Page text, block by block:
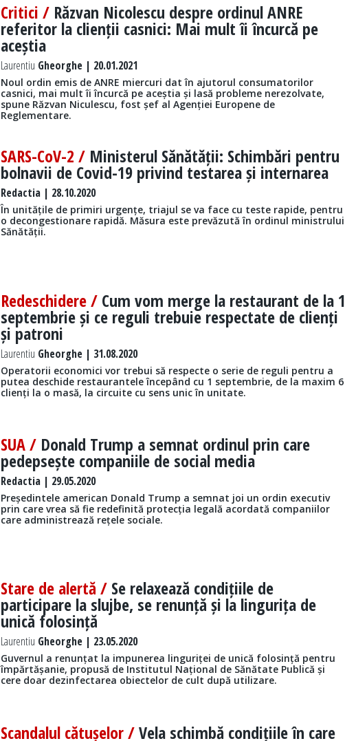
Critici / Răzvan Nicolescu despre ordinul ANRE
referitor la clienții casnici: Mai mult îi încurcă pe
aceștia
Laurentiu Gheorghe | 20.01.2021
Noul ordin emis de ANRE miercuri dat în ajutorul consumatorilor
casnici, mai mult îi încurcă pe aceștia și lasă probleme nerezolvate,
spune Răzvan Niculescu, fost șef al Agenției Europene de
Reglementare.
SARS-CoV-2 / Ministerul Sănătății: Schimbări pentru
bolnavii de Covid-19 privind testarea și internarea
Redactia | 28.10.2020
În unitățile de primiri urgențe, triajul se va face cu teste rapide, pentru
o decongestionare rapidă. Măsura este prevăzută în ordinul ministrului
Sănătății.
Redeschidere / Cum vom merge la restaurant de la 1
septembrie și ce reguli trebuie respectate de clienți
și patroni
Laurentiu Gheorghe | 31.08.2020
​Operatorii economici vor trebui să respecte o serie de reguli pentru a
putea deschide restaurantele începând cu 1 septembrie, de la maxim 6
clienți la o masă, la circuite cu sens unic în unitate.
SUA / Donald Trump a semnat ordinul prin care
pedepsește companiile de social media
Redactia | 29.05.2020
Președintele american Donald Trump a semnat joi un ordin executiv
prin care vrea să fie redefinită protecția legală acordată companiilor
care administrează rețele sociale.
Stare de alertă / Se relaxează condițiile de
participare la slujbe, se renunță și la lingurița de
unică folosință
Laurentiu Gheorghe | 23.05.2020
Guvernul a renunțat la impunerea linguriței de unică folosință pentru
împărtășanie, propusă de Institutul Național de Sănătate Publică și
cere doar dezinfectarea obiectelor de cult după utilizare.
Scandalul cătușelor /Vela schimbă condițiile în care